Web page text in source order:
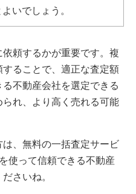
いでしょう。
頼するかが重要です。複
ることで、適正な査定額
不動産会社を選定できる
れ、より高く売れる可能
、無料の一括査定サービ
使って信頼できる不動産
さいね。